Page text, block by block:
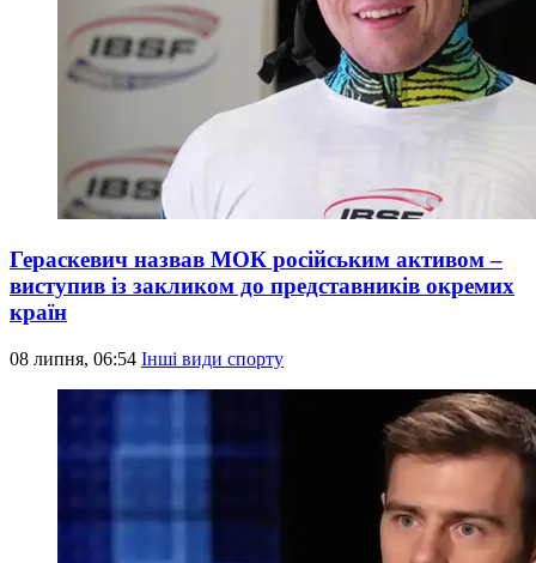
Гераскевич назвав МОК російським активом –
виступив із закликом до представників окремих
країн
08 липня, 06:54 Інші види спорту